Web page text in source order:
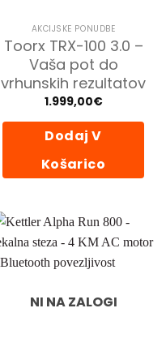
AKCIJSKE PONUDBE
Toorx TRX-100 3.0 –
Vaša pot do
vrhunskih rezultatov
1.999,00€
Dodaj V
Košarico
NI NA ZALOGI